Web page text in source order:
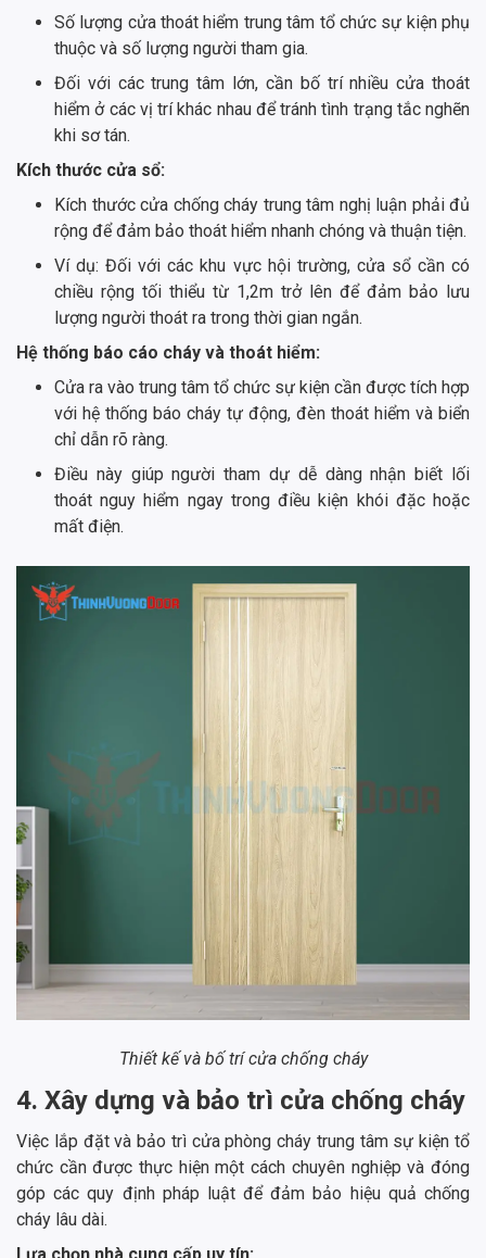
Số lượng cửa thoát hiểm trung tâm tổ chức sự kiện phụ
thuộc và số lượng người tham gia.
Đối với các trung tâm lớn, cần bố trí nhiều cửa thoát
hiểm ở các vị trí khác nhau để tránh tình trạng tắc nghẽn
khi sơ tán.
Kích thước cửa sổ:
Kích thước cửa chống cháy trung tâm nghị luận phải đủ
rộng để đảm bảo thoát hiểm nhanh chóng và thuận tiện.
Ví dụ: Đối với các khu vực hội trường, cửa sổ cần có
chiều rộng tối thiểu từ 1,2m trở lên để đảm bảo lưu
lượng người thoát ra trong thời gian ngắn.
Hệ thống báo cáo cháy và thoát hiểm:
Cửa ra vào trung tâm tổ chức sự kiện cần được tích hợp
với hệ thống báo cháy tự động, đèn thoát hiểm và biển
chỉ dẫn rõ ràng.
Điều này giúp người tham dự dễ dàng nhận biết lối
thoát nguy hiểm ngay trong điều kiện khói đặc hoặc
mất điện.
Thiết kế và bố trí cửa chống cháy
4. Xây dựng và bảo trì cửa chống cháy
Việc lắp đặt và bảo trì cửa phòng cháy trung tâm sự kiện tổ
chức cần được thực hiện một cách chuyên nghiệp và đóng
góp các quy định pháp luật để đảm bảo hiệu quả chống
cháy lâu dài.